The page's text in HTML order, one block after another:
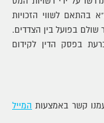
בהתאם לשווי הזכויות
בפועל בין הצדדים.
בפסק הדין לקידום
קשר באמצעות המייל